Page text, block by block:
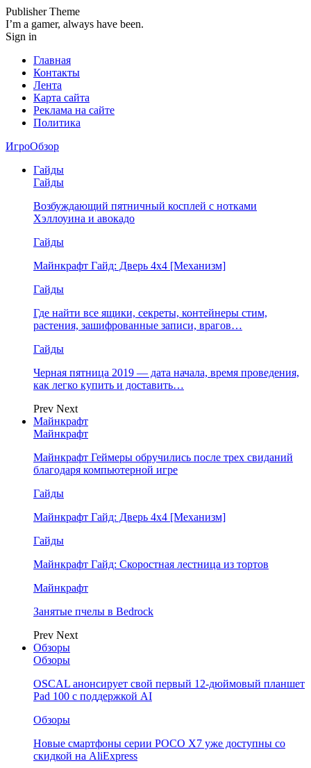
Publisher Theme
I’m a gamer, always have been.
Sign in
Главная
Контакты
Лента
Карта сайта
Реклама на сайте
Политика
ИгроОбзор
Гайды
Гайды
Возбуждающий пятничный косплей с нотками
Хэллоуина и авокадо
Гайды
Майнкрафт Гайд: Дверь 4х4 [Механизм]
Гайды
Где найти все ящики, секреты, контейнеры стим,
растения, зашифрованные записи, врагов…
Гайды
Черная пятница 2019 — дата начала, время проведения,
как легко купить и доставить…
Prev Next
Майнкрафт
Майнкрафт
Майнкрафт Геймеры обручились после трех свиданий
благодаря компьютерной игре
Гайды
Майнкрафт Гайд: Дверь 4х4 [Механизм]
Гайды
Майнкрафт Гайд: Скоростная лестница из тортов
Майнкрафт
Занятые пчелы в Bedrock
Prev Next
Обзоры
Обзоры
OSCAL анонсирует свой первый 12-дюймовый планшет
Pad 100 с поддержкой AI
Обзоры
Новые смартфоны серии POCO X7 уже доступны со
скидкой на AliExpress